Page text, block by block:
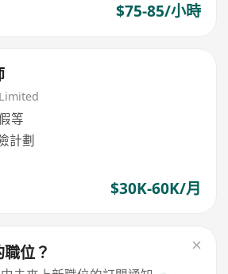
$75-85/小時
等
計劃
$30K-60K/月
位？